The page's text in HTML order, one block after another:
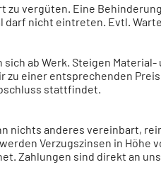
zu vergüten. Eine
darf nicht eintreten. Evtl.
sich ab Werk. Steigen
zu einer entsprechenden
stattfindet.
nichts anderes vereinbart,
Verzugszinsen in
Zahlungen sind direkt an